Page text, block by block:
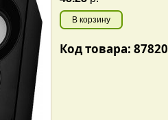
В корзину
Код товара: 87820